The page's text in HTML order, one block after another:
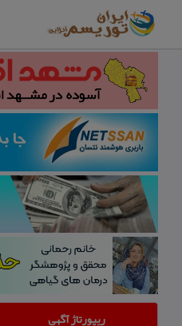
ریپورتاژ آگهی